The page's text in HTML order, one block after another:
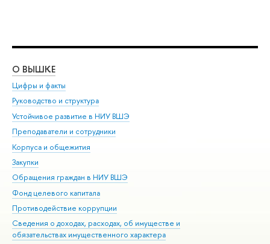
О ВЫШКЕ
Цифры и факты
Руководство и структура
Устойчивое развитие в НИУ ВШЭ
Преподаватели и сотрудники
Корпуса и общежития
Закупки
Обращения граждан в НИУ ВШЭ
Фонд целевого капитала
Противодействие коррупции
Сведения о доходах, расходах, об имуществе и
обязательствах имущественного характера